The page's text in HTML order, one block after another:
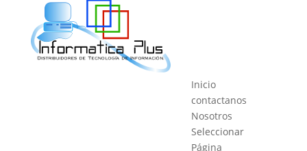
Inicio
contactanos
Nosotros
Seleccionar
Página